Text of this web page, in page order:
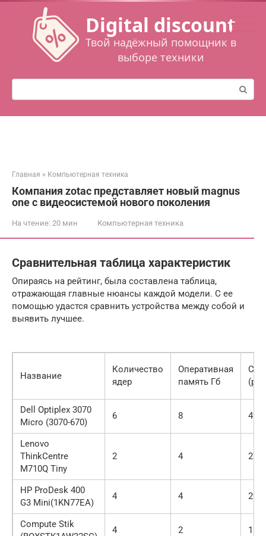
Перейти
контенту
Digital discount
Твой надёжный помощник в
выборе техники
Поиск:
Главная » Компьютерная техника
Компания zotac представляет новый magnus
one с видеосистемой нового поколения
На чтение: 20 мин Компьютерная техника
Сравнительная таблица характеристик
Опираясь на рейтинг, была составлена таблица,
отражающая главные нюансы каждой модели. С ее
помощью удастся сравнить устройства между собой и
выявить лучшее.
Название
Количество
ядер
Оперативная
память Гб
Dell Optiplex 3070
Micro (3070-670)
6 8
Lenovo
ThinkCentre
M710Q Tiny
2 4
HP ProDesk 400
G3 Mini(1KN77EA)
4 4
Compute Stik
4 2